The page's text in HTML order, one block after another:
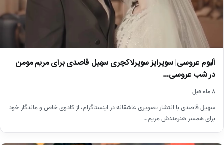
آلبوم عروسی| سوپرایز سوپرلاکچری سهیل قاصدی برای مریم مومن
در شب عروسی…
۸ ماه قبل
سهیل قاصدی با انتشار تصویری عاشقانه در اینستاگرام، از کادوی خاص و ماندگار خود
برای همسر هنرمندش مریم…